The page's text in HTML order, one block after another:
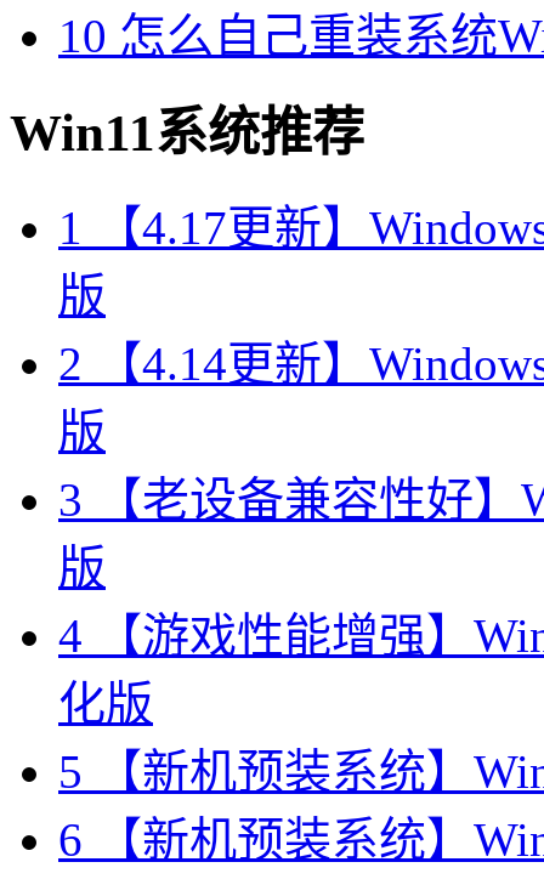
10 怎么自己重装系统
Win11系统推荐
1
【4.17更新】
版
2 【4.14更新】
版
3 【老设备兼容性好】
版
4 【游戏性能增强】
化版
5 【新机预装系统】
6 【新机预装系统】